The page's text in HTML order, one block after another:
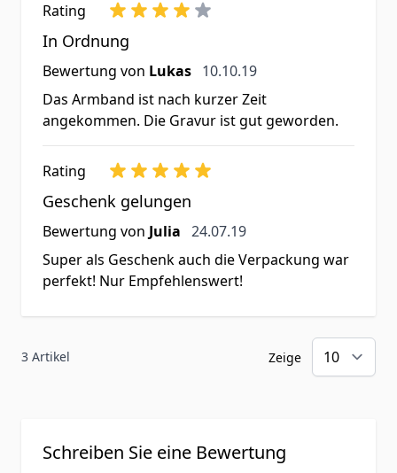
Rating
In Ordnung
Bewertung von Lukas 10. Oktober 2019
10.10.19
Das Armband ist nach kurzer Zeit
angekommen. Die Gravur ist gut geworden.
Rating
Geschenk gelungen
Bewertung von Julia 24. Juli 2019
24.07.19
Super als Geschenk auch die Verpackung war
perfekt! Nur Empfehlenswert!
3 Artikel Zeige
Schreiben Sie eine Bewertung